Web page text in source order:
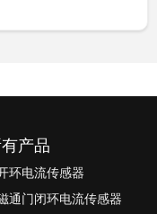
产品
环电流传感器
通门闭环电流传感器